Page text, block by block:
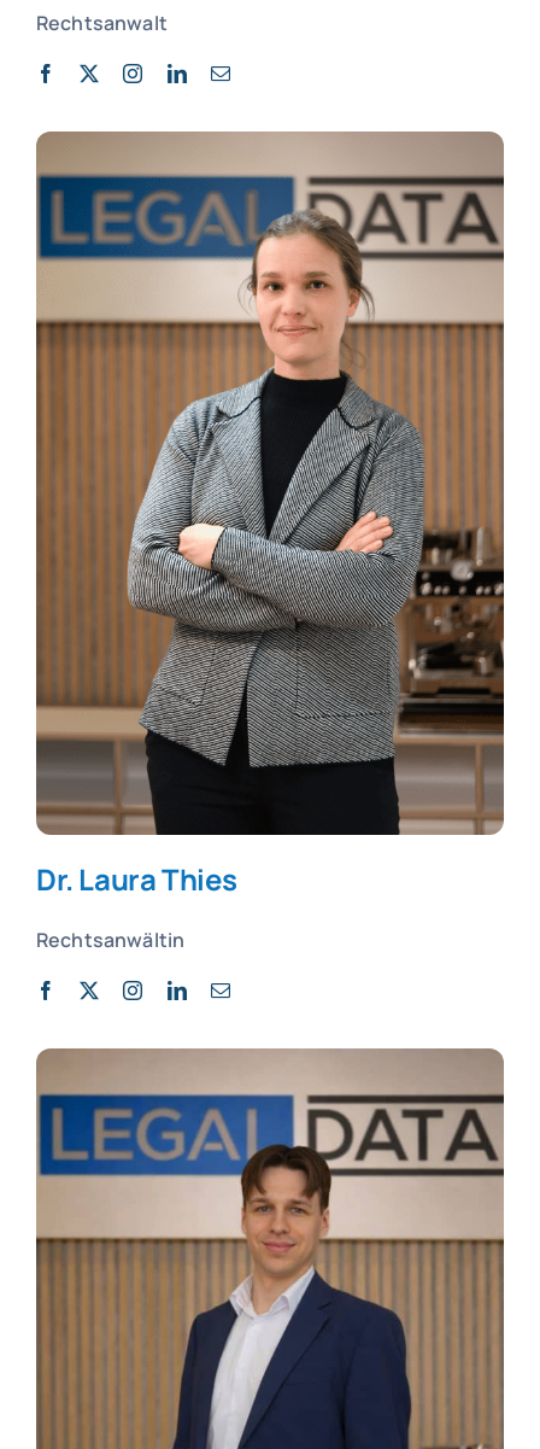
Rechtsanwalt
Dr. Laura Thies
Rechtsanwältin